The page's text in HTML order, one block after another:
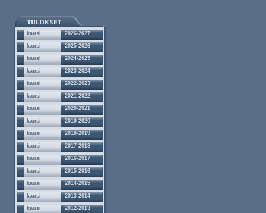
kausi 2026-2027
kausi 2025-2026
kausi 2024-2025
kausi 2023-2024
kausi 2022-2023
kausi 2021-2022
kausi 2020-2021
kausi 2019-2020
kausi 2018-2019
kausi 2017-2018
kausi 2016-2017
kausi 2015-2016
kausi 2014-2015
kausi 2013-2014
kausi 2012-2013